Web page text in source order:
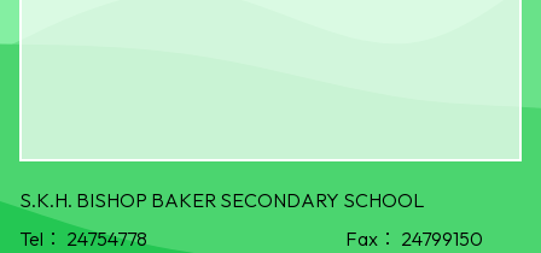
S.K.H. BISHOP BAKER SECONDARY SCHOOL
Tel： 24754778 Fax： 24799150